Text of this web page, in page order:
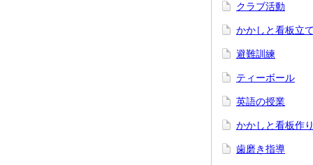
クラブ活動
かかしと看板立て
避難訓練
ティーボール
英語の授業
かかしと看板作り
歯磨き指導